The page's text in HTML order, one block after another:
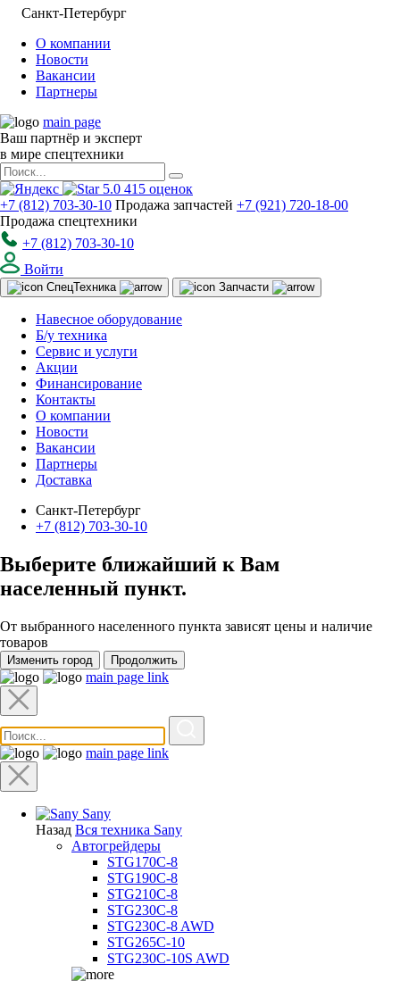
Санкт-Петербург
О компании
Новости
Вакансии
Партнеры
main page
Ваш партнёр и эксперт
в мире спецтехники
5.0 415 оценок
+7 (812) 703-30-10 Продажа запчастей +7 (921) 720-18-00
Продажа спецтехники
+7 (812) 703-30-10
Войти
СпецТехника Запчасти
Навесное оборудование
Б/у техника
Сервис и услуги
Акции
Финансирование
Контакты
О компании
Новости
Вакансии
Партнеры
Доставка
Санкт-Петербург
+7 (812) 703-30-10
Выберите ближайший к Вам
населенный пункт.
От выбранного населенного пункта зависят цены и наличие
товаров
Изменить город Продолжить
main page link
main page link
Sany
Назад Вся техника Sany
Автогрейдеры
STG170C-8
STG190C-8
STG210C-8
STG230C-8
STG230C-8 AWD
STG265C-10
STG230C-10S AWD